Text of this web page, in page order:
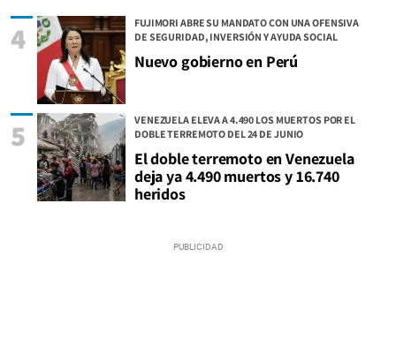
FUJIMORI ABRE SU MANDATO CON UNA OFENSIVA
DE SEGURIDAD, INVERSIÓN Y AYUDA SOCIAL
Nuevo gobierno en Perú
4
VENEZUELA ELEVA A 4.490 LOS MUERTOS POR EL
DOBLE TERREMOTO DEL 24 DE JUNIO
El doble terremoto en Venezuela
deja ya 4.490 muertos y 16.740
heridos
5